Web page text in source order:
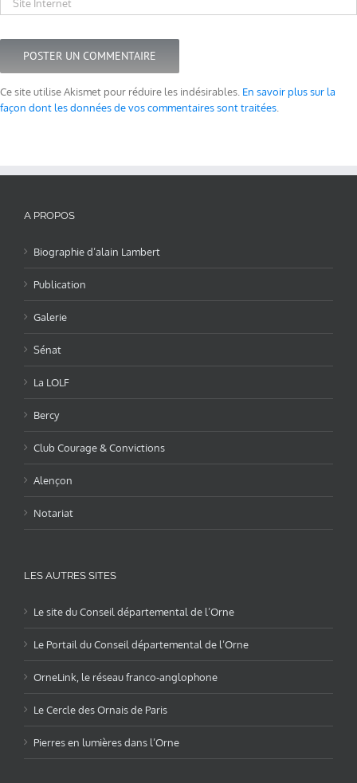
Ce site utilise Akismet pour réduire les indésirables. En savoir plus sur la
façon dont les données de vos commentaires sont traitées
A PROPOS
Biographie d’alain Lambert
Publication
Galerie
Sénat
La LOLF
Bercy
Club Courage & Convictions
Alençon
Notariat
LES AUTRES SITES
Le site du Conseil départemental de l’Orne
Le Portail du Conseil départemental de l’Orne
OrneLink, le réseau franco-anglophone
Le Cercle des Ornais de Paris
Pierres en lumières dans l’Orne